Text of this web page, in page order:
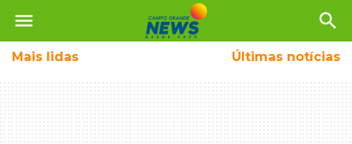
menu search
Mais lidas Últimas notícias